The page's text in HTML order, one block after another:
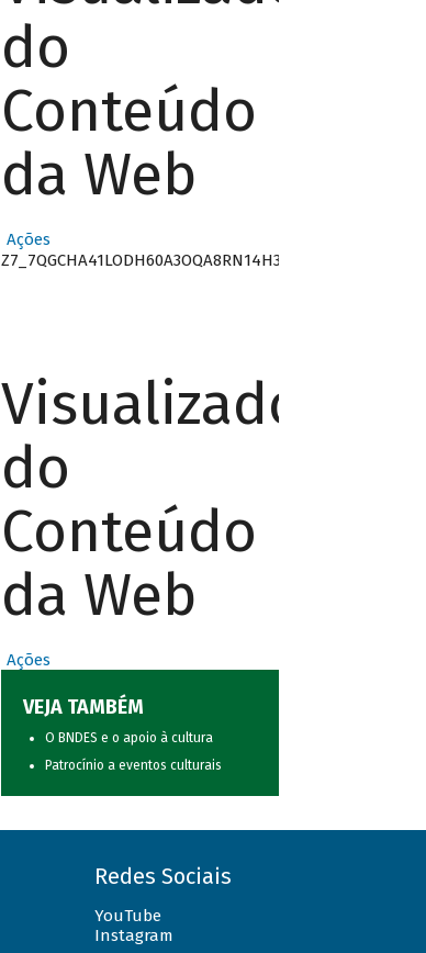
do
Conteúdo
da Web
Ações
Z7_7QGCHA41LODH60A3OQA8RN14H3
Visualizador
do
Conteúdo
da Web
Ações
VEJA TAMBÉM
O BNDES e o apoio à cultura
Patrocínio a eventos culturais
Redes Sociais
YouTube
Instagram